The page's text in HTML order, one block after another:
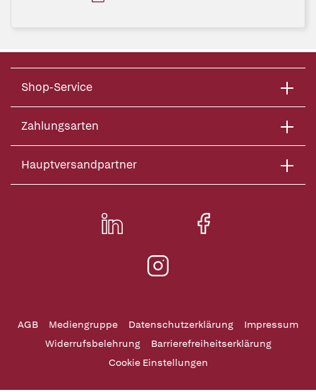
Shop-Service
Zahlungsarten
Hauptversandpartner
AGB Mediengruppe Datenschutzerklärung
Impressum
Widerrufsbelehrung
Barrierefreiheitserklärung
Cookie Einstellungen